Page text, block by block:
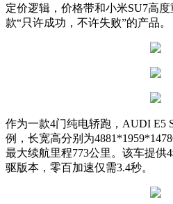
定价逻辑，价格带和小米SU7高
款“只许成功，不许失败”的产品。
作为一款4门纯电轿跑，AUDI E5
例，长宽高分别为
最大续航里程773公里。该车提供
驱版本，零百加速仅需3.4秒。